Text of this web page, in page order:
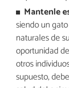
Mantenle
siendo un
naturales de
oportunidad
otros
supuesto,